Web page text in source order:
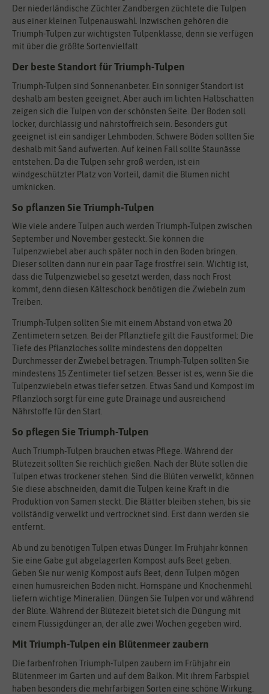
Der niederländische Züchter Zandbergen züchtete die Tulpen
aus einer kleinen Tulpenauswahl. Inzwischen gehören die
Triumph-Tulpen zur wichtigsten Tulpenklasse, denn sie verfügen
mit über die größte Sortenvielfalt.
Der beste Standort für Triumph-Tulpen
Triumph-Tulpen sind Sonnenanbeter. Ein sonniger Standort ist
deshalb am besten geeignet. Aber auch im lichten Halbschatten
zeigen sich die Tulpen von der schönsten Seite. Der Boden soll
locker, durchlässig und nährstoffreich sein. Besonders gut
geeignet ist ein sandiger Lehmboden. Schwere Böden sollten Sie
deshalb mit Sand aufwerten. Auf keinen Fall sollte Staunässe
entstehen. Da die Tulpen sehr groß werden, ist ein
windgeschützter Platz von Vorteil, damit die Blumen nicht
umknicken.
So pflanzen Sie Triumph-Tulpen
Wie viele andere Tulpen auch werden Triumph-Tulpen zwischen
September und November gesteckt. Sie können die
Tulpenzwiebel aber auch später noch in den Boden bringen.
Dieser sollten dann nur ein paar Tage frostfrei sein. Wichtig ist,
dass die Tulpenzwiebel so gesetzt werden, dass noch Frost
kommt, denn diesen Kälteschock benötigen die Zwiebeln zum
Treiben.
Triumph-Tulpen sollten Sie mit einem Abstand von etwa 20
Zentimetern setzen. Bei der Pflanztiefe gilt die Faustformel: Die
Tiefe des Pflanzloches sollte mindestens den doppelten
Durchmesser der Zwiebel betragen. Triumph-Tulpen sollten Sie
mindestens 15 Zentimeter tief setzen. Besser ist es, wenn Sie die
Tulpenzwiebeln etwas tiefer setzen. Etwas Sand und Kompost im
Pflanzloch sorgt für eine gute Drainage und ausreichend
Nährstoffe für den Start.
So pflegen Sie Triumph-Tulpen
Auch Triumph-Tulpen brauchen etwas Pflege. Während der
Blütezeit sollten Sie reichlich gießen. Nach der Blüte sollen die
Tulpen etwas trockener stehen. Sind die Blüten verwelkt, können
Sie diese abschneiden, damit die Tulpen keine Kraft in die
Produktion von Samen steckt. Die Blätter bleiben stehen, bis sie
vollständig verwelkt und vertrocknet sind. Erst dann werden sie
entfernt.
Ab und zu benötigen Tulpen etwas Dünger. Im Frühjahr können
Sie eine Gabe gut abgelagerten Kompost aufs Beet geben.
Geben Sie nur wenig Kompost aufs Beet, denn Tulpen mögen
einen humusreichen Boden nicht. Hornspäne und Knochenmehl
liefern wichtige Mineralien. Düngen Sie Tulpen vor und während
der Blüte. Während der Blütezeit bietet sich die Düngung mit
einem Flüssigdünger an, der alle zwei Wochen gegeben wird.
Mit Triumph-Tulpen ein Blütenmeer zaubern
Die farbenfrohen Triumph-Tulpen zaubern im Frühjahr ein
Blütenmeer im Garten und auf dem Balkon. Mit ihrem Farbspiel
haben besonders die mehrfarbigen Sorten eine schöne Wirkung.